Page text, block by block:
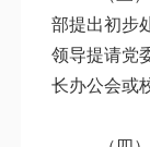
部提出初步
领导提请党
长办公会或